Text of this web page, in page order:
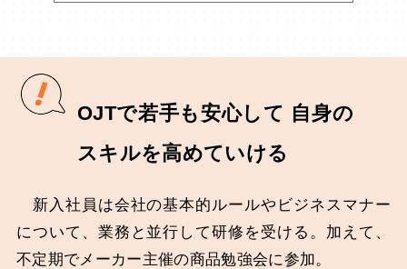
OJTで若手も安心して 自身の
スキルを高めていける
新入社員は会社の基本的ルールやビジネスマナー
について、業務と並行して研修を受ける。加えて、
不定期でメーカー主催の商品勉強会に参加。